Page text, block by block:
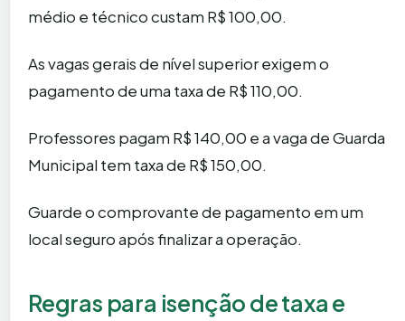
médio e técnico custam R$ 100,00.
As vagas gerais de nível superior exigem o
pagamento de uma taxa de R$ 110,00.
Professores pagam R$ 140,00 e a vaga de Guarda
Municipal tem taxa de R$ 150,00.
Guarde o comprovante de pagamento em um
local seguro após finalizar a operação.
Regras para isenção de taxa e